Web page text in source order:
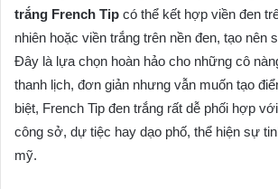
trắng French Tip có thể kết hợp viền đen
nhiên hoặc viền trắng trên nền đen, tạo nên
Đây là lựa chọn hoàn hảo cho những cô
thanh lịch, đơn giản nhưng vẫn muốn tạo
biệt, French Tip đen trắng rất dễ phối hợp
công sở, dự tiệc hay dạo phố, thể hiện sự
mỹ.